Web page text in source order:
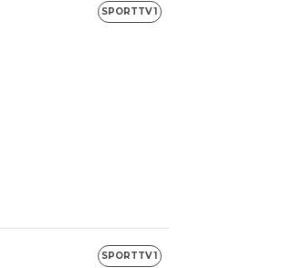
SPORTTV 1
SPORTTV 1